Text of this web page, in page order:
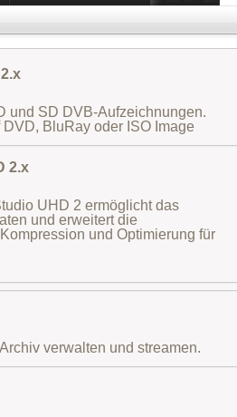
und SD DVB-Aufzeichnungen.
BluRay oder ISO Image
2.x
UHD 2 ermöglicht das
und erweitert die
und Optimierung für
verwalten und streamen.